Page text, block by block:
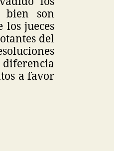
son
jueces
del
a favor